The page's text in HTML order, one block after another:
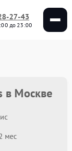
27-43
до 23:00
в Москве
мес